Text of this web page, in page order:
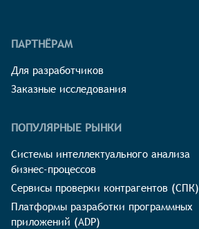
ПАРТНЁРАМ
Для разработчиков
Заказные исследования
ПОПУЛЯРНЫЕ РЫНКИ
Системы интеллектуального анализа
бизнес-процессов
Сервисы проверки контрагентов (СПК)
Платформы разработки программных
приложений (ADP)